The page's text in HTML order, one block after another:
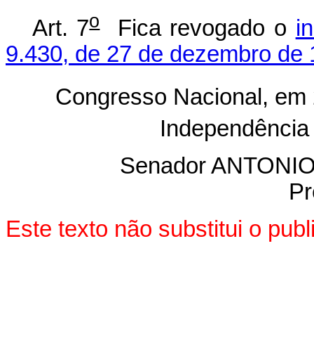
Art. 7oFica revogado o
9.430, de 27 de dezembro de
Congresso Nacional,
Senador
Este texto não substitui o